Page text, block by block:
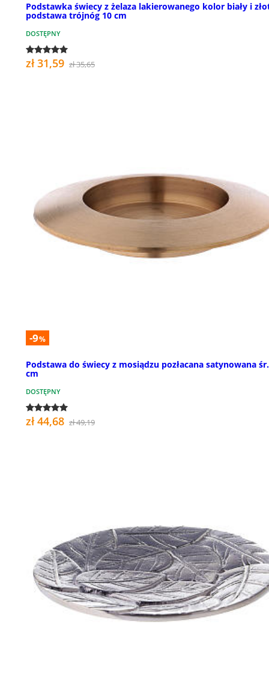
Podstawka świecy z żelaza lakierowanego kolor biały i
podstawa trójnóg 10 cm
DOSTĘPNY
zł 31,59 zł 35,65
-9%
Podstawa do świecy z mosiądzu pozłacana satynowana
cm
DOSTĘPNY
zł 44,68 zł 49,19